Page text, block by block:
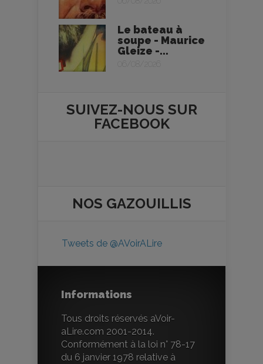
Le bateau à
soupe - Maurice
Gleize -...
06/08/2026
SUIVEZ-NOUS SUR
FACEBOOK
NOS GAZOUILLIS
Tweets de @AVoirALire
Informations
Tous droits réservés aVoir-
aLire.com 2001-2014.
Conformément à la loi n° 78-17
du 6 janvier 1978 relative à